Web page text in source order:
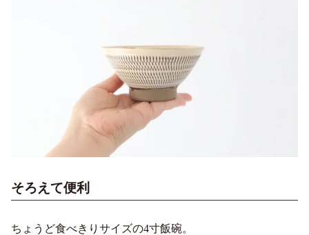
そろえて便利
ちょうど食べきりサイズの4寸飯碗。